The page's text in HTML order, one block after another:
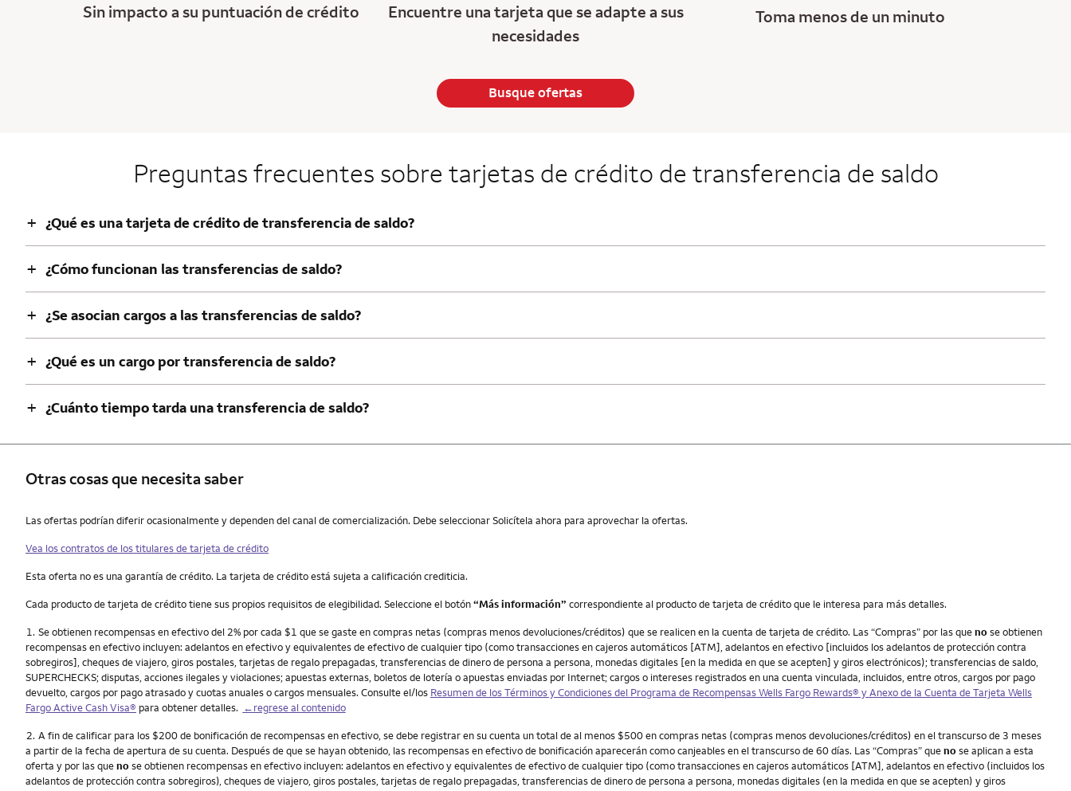
Sin impacto a su puntuación de crédito
Encuentre una tarjeta que se adapte a sus
necesidades
Toma menos de un minuto
Busque ofertas
Preguntas frecuentes sobre tarjetas de crédito de transferencia de saldo
+ ¿Qué es una tarjeta de crédito de transferencia de saldo?
+ ¿Cómo funcionan las transferencias de saldo?
+ ¿Se asocian cargos a las transferencias de saldo?
+ ¿Qué es un cargo por transferencia de saldo?
+ ¿Cuánto tiempo tarda una transferencia de saldo?
Otras cosas que necesita saber
Otras cosas que necesita saber
Las ofertas podrían diferir ocasionalmente y dependen del canal de comercialización. Debe seleccionar Solicítela ahora para aprovechar la ofertas.
Vea los contratos de los titulares de tarjeta de crédito
Esta oferta no es una garantía de crédito. La tarjeta de crédito está sujeta a calificación crediticia.
Cada producto de tarjeta de crédito tiene sus propios requisitos de elegibilidad. Seleccione el botón“Más información” correspondiente al producto de tarjeta de crédito que le interesa para más detalles.
Nota
1. Se obtienen recompensas en efectivo del 2% por cada $1 que se gaste en compras netas (compras menos devoluciones/créditos) que se realicen en la cuenta de tarjeta de crédito. Las “Compras” por las quenose obtienen
recompensas en efectivo incluyen: adelantos en efectivo y equivalentes de efectivo de cualquier tipo (como transacciones en cajeros automáticos [ATM], adelantos en efectivo [incluidos los adelantos de protección contra
sobregiros], cheques de viajero, giros postales, tarjetas de regalo prepagadas, transferencias de dinero de persona a persona, monedas digitales [en la medida en que se acepten] y giros electrónicos); transferencias de saldo,
SUPERCHECKS; disputas, acciones ilegales y violaciones; apuestas externas, boletos de lotería o apuestas enviadas por Internet; cargos o intereses registrados en una cuenta vinculada, incluidos, entre otros, cargos por pago
devuelto, cargos por pago atrasado y cuotas anuales o cargos mensuales. Consulte el/los Resumen de los Términos y Condiciones del Programa de RecompensasWells Fargo Rewards® y Anexo de la Cuenta de Tarjeta Wells
Fargo Active Cash Visa® para obtener detalles. ←regrese al contenido
Nota
2. A fin de calificar para los $200 de bonificación de recompensas en efectivo, se debe registrar en su cuenta un total de al menos $500 en compras netas (compras menos devoluciones/créditos) en el transcurso de 3 meses
a partir de la fecha de apertura de su cuenta. Después de que se hayan obtenido, las recompensas en efectivo de bonificación aparecerán como canjeables en el transcurso de 60 días. Las “Compras” quenose aplican a esta
oferta y por las quenose obtienen recompensas en efectivo incluyen: adelantos en efectivo y equivalentes de efectivo de cualquier tipo (como transacciones en cajeros automáticos [ATM], adelantos en efectivo (incluidos los
adelantos de protección contra sobregiros), cheques de viajero, giros postales, tarjetas de regalo prepagadas, transferencias de dinero de persona a persona, monedas digitales (en la medida en que se acepten) y giros